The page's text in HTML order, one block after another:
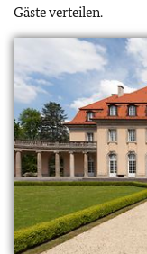
Gäste verteilen.